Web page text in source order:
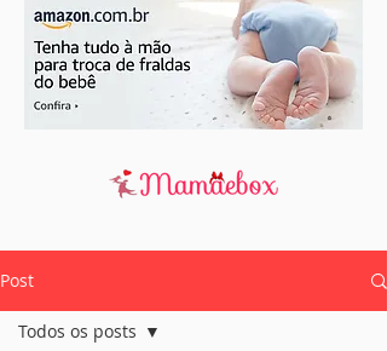
Post
Todos os posts